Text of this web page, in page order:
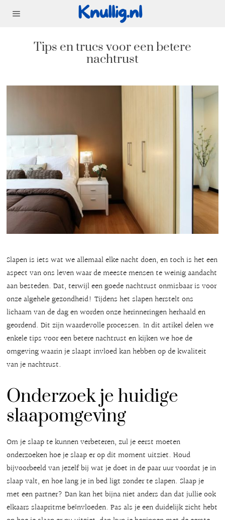
Tips en trucs voor een betere
nachtrust
Slapen is iets wat we allemaal elke nacht doen, en toch is het een
aspect van ons leven waar de meeste mensen te weinig aandacht
aan besteden. Dat, terwijl een goede nachtrust onmisbaar is voor
onze algehele gezondheid! Tijdens het slapen herstelt ons
lichaam van de dag en worden onze herinneringen herhaald en
geordend. Dit zijn waardevolle processen. In dit artikel delen we
enkele tips voor een betere nachtrust en kijken we hoe de
omgeving waarin je slaapt invloed kan hebben op de kwaliteit
van je nachtrust.
Onderzoek je huidige
slaapomgeving
Om je slaap te kunnen verbeteren, zul je eerst moeten
onderzoeken hoe je slaap er op dit moment uitziet. Houd
bijvoorbeeld van jezelf bij wat je doet in de paar uur voordat je in
slaap valt, en hoe lang je in bed ligt zonder te slapen. Slaap je
met een partner? Dan kan het bijna niet anders dan dat jullie ook
elkaars slaapritme beïnvloeden. Pas als je een duidelijk zicht hebt